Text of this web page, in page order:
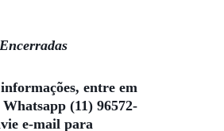
entre em
(11) 96572-
e-mail para